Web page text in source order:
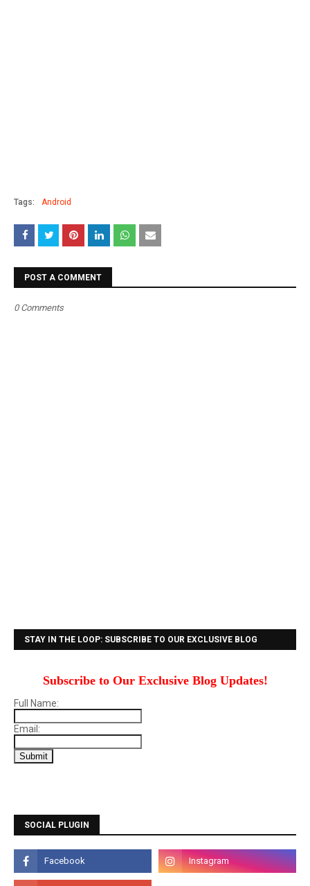
Tags: Android
POST A COMMENT
0 Comments
STAY IN THE LOOP: SUBSCRIBE TO OUR EXCLUSIVE BLOG
Subscribe to Our Exclusive Blog Updates!
Full Name:
Email:
SOCIAL PLUGIN